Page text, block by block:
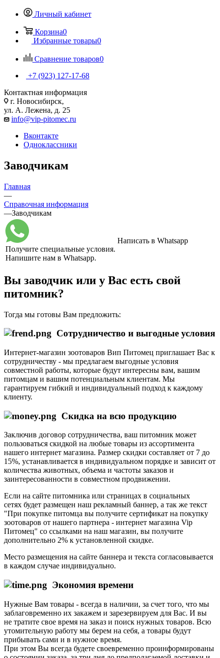
Личный кабинет
Корзина0
Избранные товары0
Сравнение товаров0
+7 (923) 127-17-68
Контактная информация
г. Новосибирск,
ул. А. Лежена, д. 25
info@vip-pitomec.ru
Вконтакте
Одноклассники
Заводчикам
Главная
—
Справочная информация
—Заводчикам
Получите специальные условия.
Напишите нам в Whatsapp.
Написать в Whatsapp
Вы заводчик или у Вас есть свой
питомник?
Тогда мы готовы Вам предложить:
Сотрудничество и выгодные условия
Интернет-магазин зоотоваров Вип Питомец приглашает Вас к
сотрудничеству - мы предлагаем выгодные условия
совместной работы, которые будут интересны вам, вашим
питомцам и вашим потенциальным клиентам. Мы
гарантируем гибкий и индивидуальный подход к каждому
клиенту.
Скидка на всю продукцию
Заключив договор сотрудничества, ваш питомник может
пользоваться скидкой на любые товары из ассортимента
нашего интернет магазина. Размер скидки составляет от 7 до
15%, устанавливается в индивидуальном порядке и зависит от
количества животных, объема и частоты заказов и
заинтересованности в совместном продвижении.
Если на сайте питомника или страницах в социальных
сетях будет размещен наш рекламный баннер, а так же текст
"При покупке питомца вы получите сертификат на покупку
зоотоваров от нашего партнера - интернет магазина Vip
Питомец" со ссылками на наш магазин, вы получите
дополнительно 2% к установленной скидке.
Место размещения на сайте баннера и текста согласовывается
в каждом случае индивидуально.
Экономия времени
Нужные Вам товары - всегда в наличии, за счет того, что мы
заблаговременно их закажем и зарезервируем для Вас. И вы
не тратите свое время на заказ и поиск нужных товаров. Всю
утомительную работу мы берем на себя, а товары будут
прибывать сами и в нужное время.
При этом Вы всегда будете своевременно проинформированы